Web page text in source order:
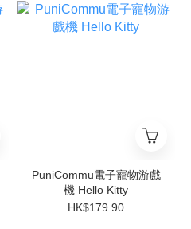
PuniCommu電子寵物游戲
機 Hello Kitty
HK$179.90